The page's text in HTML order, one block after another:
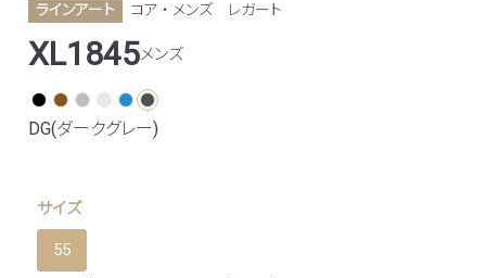
ラインアート コア ・ メンズ レガート
XL1845メンズ
DG(ダークグレー)
サイズ
55